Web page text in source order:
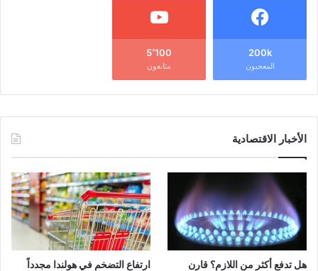
200k
المعجبون
5٬100
متابعون
الأخبار الاقتصادية
هل تدفع أكثر من اللازم؟ قارن
ارتفاع التضخم في هولندا مجدداً